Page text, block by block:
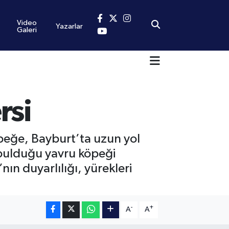
Video
Galeri
Yazarlar
Bayburt’ta uzun yol
yavru köpeği
duyarlılığı, yürekleri
A- A+